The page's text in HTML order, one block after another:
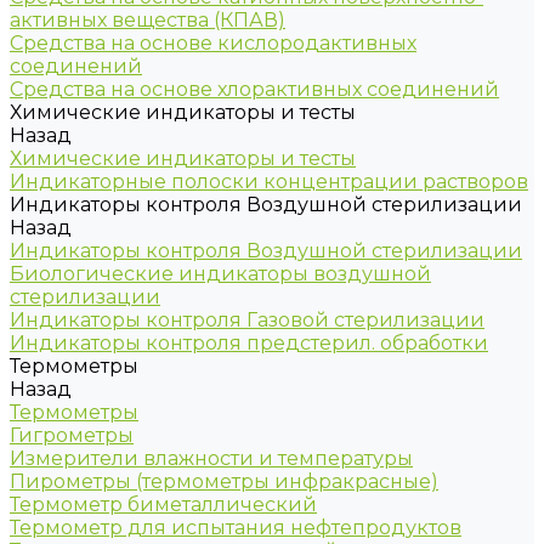
активных вещества (КПАВ)
Средства на основе кислородактивных
соединений
Средства на основе хлорактивных соединений
Химические индикаторы и тесты
Назад
Химические индикаторы и тесты
Индикаторные полоски концентрации растворов
Индикаторы контроля Воздушной стерилизации
Назад
Индикаторы контроля Воздушной стерилизации
Биологические индикаторы воздушной
стерилизации
Индикаторы контроля Газовой стерилизации
Индикаторы контроля предстерил. обработки
Термометры
Назад
Термометры
Гигрометры
Измерители влажности и температуры
Пирометры (термометры инфракрасные)
Термометр биметаллический
Термометр для испытания нефтепродуктов